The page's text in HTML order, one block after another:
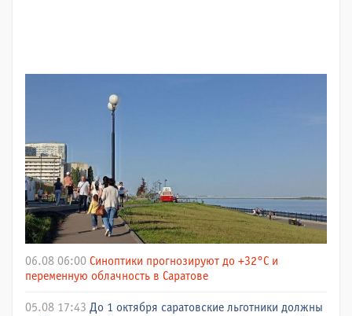
06.08 06:00 Синоптики прогнозируют до +32°C и
переменную облачность в Саратове
05.08 17:43 До 1 октября саратовские льготники должны